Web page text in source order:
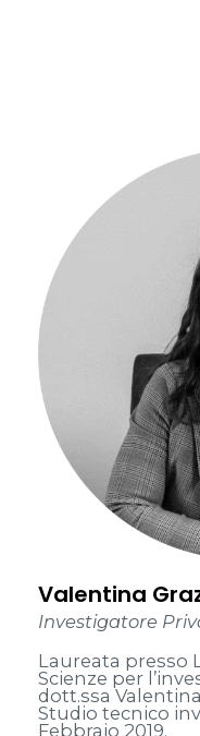
Valentina
Investigatore
Laureata presso
Scienze per
dott.ssa
Studio tecnico
Febbraio 2019.